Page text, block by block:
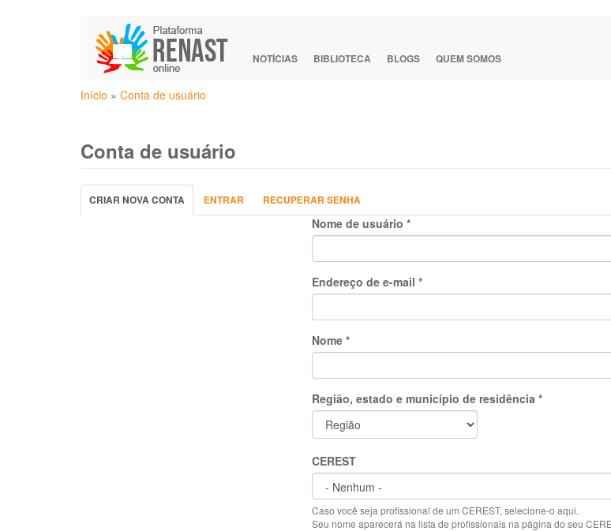
NOTÍCIAS BIBLIOTECA BLOGS QUEM SOMOS
Você
Início » Conta de usuário
Conta de usuário
Abas
primárias
CRIAR NOVA CONTA (ABA
ATIVA)
ENTRAR RECUPERAR SENHA
Nome de usuário *
Endereço de e-mail *
Nome *
Região, estado e município de residência *
CEREST
Caso você seja profissional de um CEREST, selecione-o aqui.
Seu nome aparecerá na lista de profissionais na página do seu